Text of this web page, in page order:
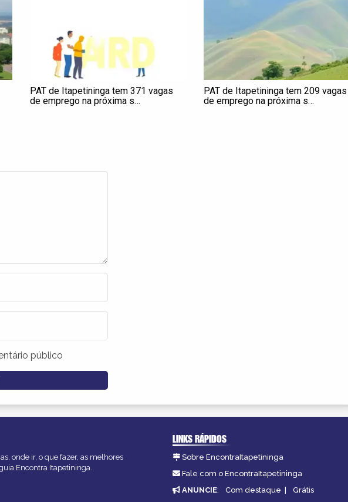
PAT de Itapetininga tem 371 vagas
de emprego na próxima s…
PAT de Itapetininga tem 209 vagas
de emprego na próxima s…
público
onde ir, o que fazer, as melhores
Encontra Itapetininga.
LINKS RÁPIDOS
Sobre EncontraItapetininga
Fale com o EncontraItapetininga
ANUNCIE: Com destaque | Grátis